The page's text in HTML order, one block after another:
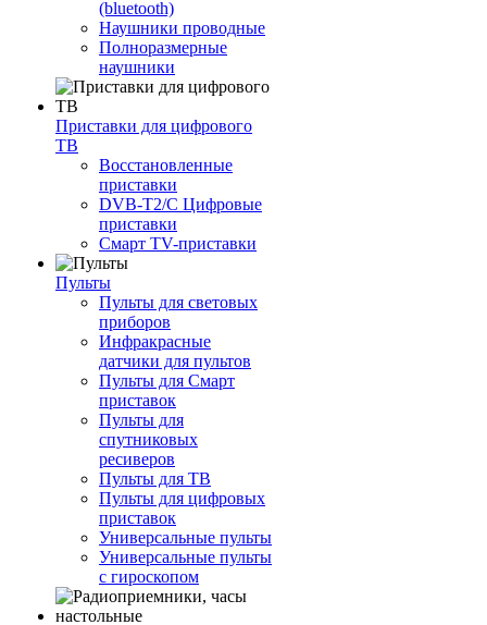
(bluetooth)
Наушники проводные
Полноразмерные
наушники
Приставки для цифрового
ТВ
Восстановленные
приставки
DVB-T2/C Цифровые
приставки
Смарт ТV-приставки
Пульты
Пульты для световых
приборов
Инфракрасные
датчики для пультов
Пульты для Смарт
приставок
Пульты для
спутниковых
ресиверов
Пульты для ТВ
Пульты для цифровых
приставок
Универсальные пульты
Универсальные пульты
с гироскопом